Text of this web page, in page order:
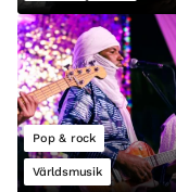
Pop & rock
Världsmusik